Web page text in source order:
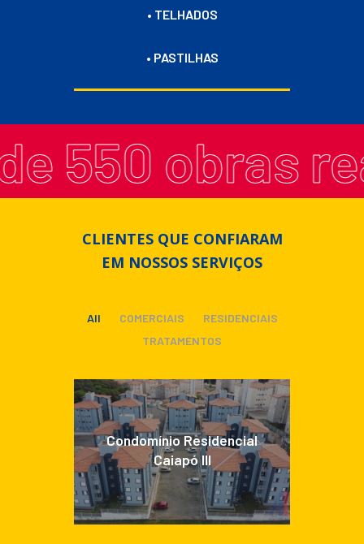
• TELHADOS
• PASTILHAS
550 obras
CLIENTES QUE CONFIARAM
EM NOSSOS SERVIÇOS
All COMERCIAIS
RESIDENCIAIS
TRATAMENTOS
Condomínio Residencial
Caiapó III